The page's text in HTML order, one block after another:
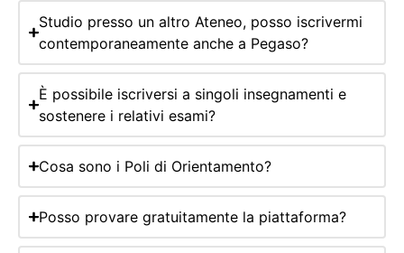
Studio presso un altro Ateneo, posso iscrivermi
contemporaneamente anche a Pegaso?
È possibile iscriversi a singoli insegnamenti e
sostenere i relativi esami?
Cosa sono i Poli di Orientamento?
Posso provare gratuitamente la piattaforma?